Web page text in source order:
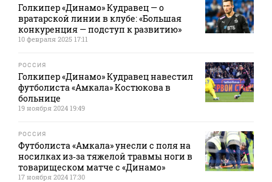
Голкипер «Динамо» Кудравец — о
вратарской линии в клубе: «Большая
конкуренция — подступ к развитию»
10 февраля 2025 17:11
РОССИЯ
Голкипер «Динамо» Кудравец навестил
футболиста «Амкала» Костюкова в
больнице
19 ноября 2024 19:49
РОССИЯ
Футболиста «Амкала» унесли с поля на
носилках из‑за тяжелой травмы ноги в
товарищеском матче с «Динамо»
17 ноября 2024 17:30